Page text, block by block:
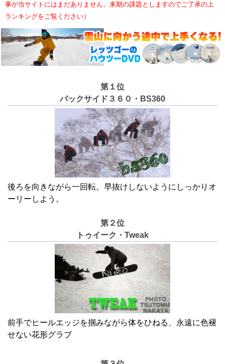
事が当サイトにはまだありません。来期の課題としますのでご了承の上
ランキングをご覧ください）
第１位
バックサイド３６０・BS360
後ろを向きながら一回転。早抜けしないようにしっかりオ
ーリーしよう。
第２位
トゥイーク・Tweak
前手でヒールエッジを掴みながら体をひねる、永遠に色褪
せない花形グラブ